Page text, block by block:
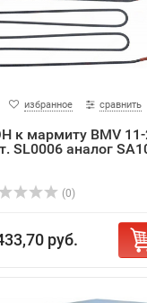
избранное сравнить
к мармиту BMV 11-
SL0006 аналог
(0)
руб.